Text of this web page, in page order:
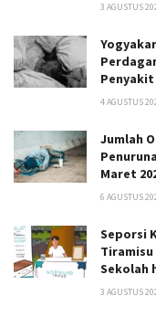
3 AGUSTUS
4 AGUSTUS
Jumlah
Maret
6 AGUSTUS
Seporsi
Tiramisu
Sekolah
3 AGUSTUS